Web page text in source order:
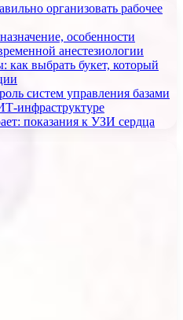
организовать рабочее
особенности
анестезиологии
как выбрать букет, который
систем управления базами
инфраструктуре
показания к УЗИ сердца